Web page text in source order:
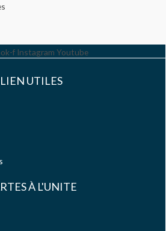
f Instagram Youtube
LIEN UTILES
À L'UNITE